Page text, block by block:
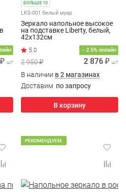
шт
БОЛЬШЕ 10
LKS-001 белый муар
Зеркало напольное высокое
на подставке Liberty, белый,
42x132см
5.0 − 2.5% онлайн
2 950 ₽ 2 876 ₽ шт
В наличии в 2 магазинах
Доставим по запросу
В корзину
РЕКОМЕНДУЕМ